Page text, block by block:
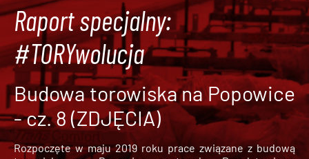
Raport specjalny:
#TORYwolucja
Budowa torowiska na Popowice
- cz. 8 (ZDJĘCIA)
Rozpoczęte w maju 2019 roku prace związane z budową